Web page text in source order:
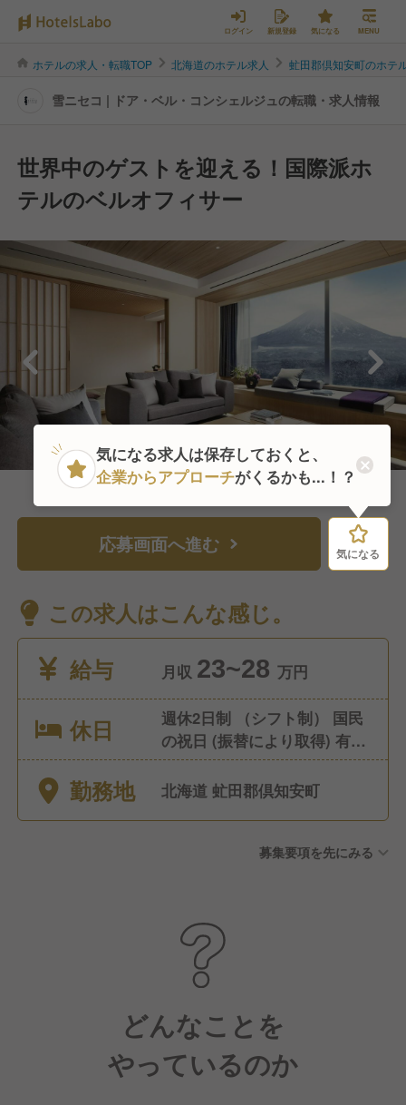
ログイン 新規登録 気になる MENU
ホテルの求人・転職TOP 北海道のホテル求人 虻田郡倶知安町のホテ
雪ニセコ | ドア・ベル・コンシェルジュの転職・求人情報
世界中のゲストを迎える！国際派ホ
テルのベルオフィサー
応募画面へ進む 気になる
この求人はこんな感じ。
給与
月収 23~28 万円
休日
週休2日制 （シフト制） 国民
の祝日 (振替により取得) 有給
休暇（入社6ヶ月後に10日付
与、以降法定通り） バースデ
の死亡時 同居の祖父母・義父
休日：120日（目安）
勤務地 北海道 虻田郡倶知安町
募集要項を先にみる
どんなことを
やっているのか
気になる
気になる求人は保存しておくと、
企業からアプローチがくるかも...！？